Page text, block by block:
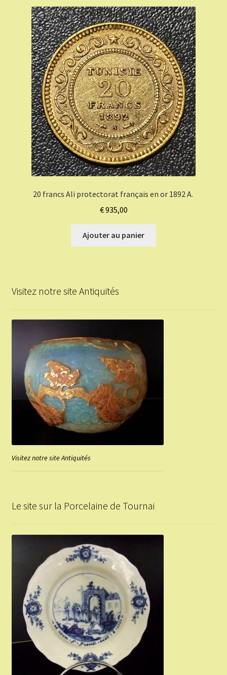
20 francs Ali protectorat français en or 1892 A.
€935,00
Ajouter au panier
Visitez notre site Antiquités
Visitez notre site Antiquités
Le site sur la Porcelaine de Tournai